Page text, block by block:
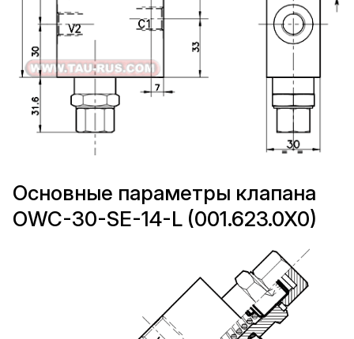
Основные параметры клапана
OWC-30-SE-14-L (001.623.0X0)